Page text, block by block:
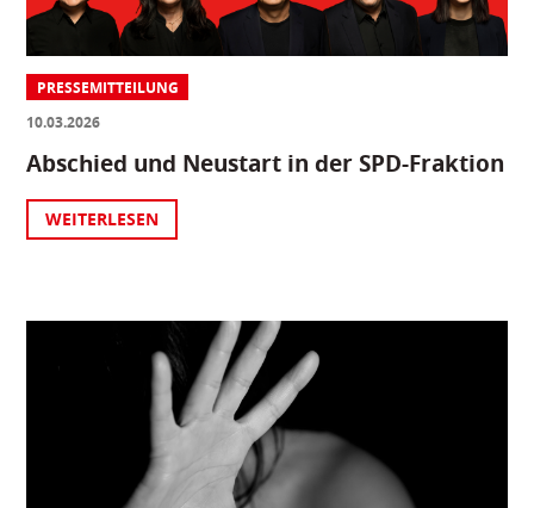
PRESSEMITTEILUNG
10.03.2026
Abschied und Neustart in der SPD-Fraktion
WEITERLESEN